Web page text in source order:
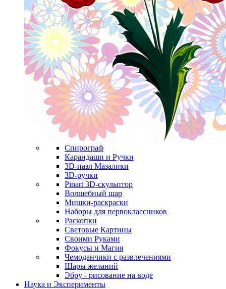
Спирограф
Карандаши и Ручки
3D-пазл Мазалики
3D-ручки
Pinart 3D-скульптор
Волшебный шар
Мишки-раскраски
Наборы для первоклассников
Раскопки
Световые Картины
Своими Руками
Фокусы и Магия
Чемоданчики с развлечениями
Шары желаний
Эбру - рисование на воде
Наука и Эксперименты